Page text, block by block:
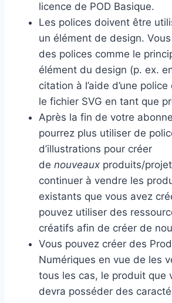
licence de POD Basique.
Les polices doivent être
un élément de design.
des polices comme le
élément du design (p. ex.
citation à l’aide d’une
le fichier SVG en tant que
Après la fin de votre
pourrez plus utiliser de
d’illustrations pour créer
de nouveaux produits/
continuer à vendre les
existants que vous avez
pouvez utiliser des
créatifs afin de créer de
Vous pouvez créer des
Numériques en vue de les
tous les cas, le produit que
devra posséder des